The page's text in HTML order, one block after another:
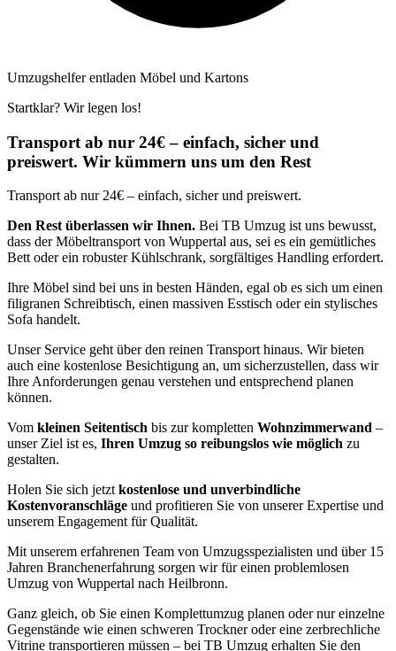
Umzugshelfer entladen Möbel und Kartons
Startklar? Wir legen los!
Transport ab nur 24€ – einfach, sicher und
preiswert. Wir kümmern uns um den Rest
Transport ab nur 24€ – einfach, sicher und preiswert.
Den Rest überlassen wir Ihnen. Bei TB Umzug ist uns bewusst,
dass der Möbeltransport von Wuppertal aus, sei es ein gemütliches
Bett oder ein robuster Kühlschrank, sorgfältiges Handling erfordert.
Ihre Möbel sind bei uns in besten Händen, egal ob es sich um einen
filigranen Schreibtisch, einen massiven Esstisch oder ein stylisches
Sofa handelt.
Unser Service geht über den reinen Transport hinaus. Wir bieten
auch eine kostenlose Besichtigung an, um sicherzustellen, dass wir
Ihre Anforderungen genau verstehen und entsprechend planen
können.
Vom kleinen Seitentisch bis zur kompletten Wohnzimmerwand –
unser Ziel ist es, Ihren Umzug so reibungslos wie möglich zu
gestalten.
Holen Sie sich jetzt kostenlose und unverbindliche
Kostenvoranschläge und profitieren Sie von unserer Expertise und
unserem Engagement für Qualität.
Mit unserem erfahrenen Team von Umzugsspezialisten und über 15
Jahren Branchenerfahrung sorgen wir für einen problemlosen
Umzug von Wuppertal nach Heilbronn.
Ganz gleich, ob Sie einen Komplettumzug planen oder nur einzelne
Gegenstände wie einen schweren Trockner oder eine zerbrechliche
Vitrine transportieren müssen – bei TB Umzug erhalten Sie den